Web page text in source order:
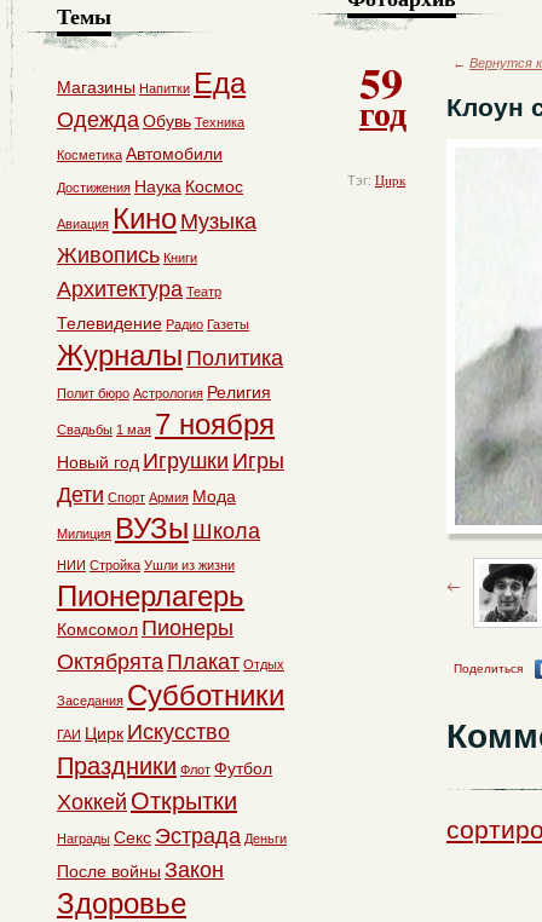
59
год
Тэг: Цирк
← Вернутся
Клоун
Поделиться
Темы
Магазины Напитки Еда
ОдеждаОбувь Техника
Косметика Автомобили
Достижения Наука Космос
Авиация Кино Музыка
Живопись Книги
Архитектура Театр
Телевидение Радио Газеты
Журналы Политика
Полит бюро Астрология Религия
Свадьбы 1 мая 7 ноября
Новый год Игрушки Игры
Дети Спорт Армия Мода
Милиция ВУЗы Школа
НИИ Стройка Ушли из жизни
Пионерлагерь
Комсомол Пионеры
Октябрята Плакат Отдых
Заседания Субботники
ГАИ Цирк Искусство
Праздники Флот Футбол
Хоккей Открытки
Награды Секс Эстрада Деньги
После войны Закон
Здоровье